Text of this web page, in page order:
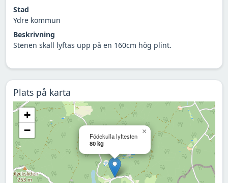
Stad
Ydre kommun
Beskrivning
Stenen skall lyftas upp på en 160cm hög plint.
Plats på karta
Födekulla lyftesten
80 kg
×
+
−